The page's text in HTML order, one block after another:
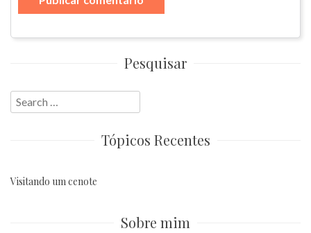
Pesquisar
Search
for:
Tópicos Recentes
Visitando um cenote
Sobre mim